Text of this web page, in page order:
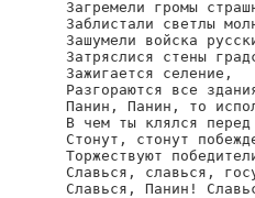
Загремели громы
Заблистали светлы
Зашумели войска
Затряслися стены
Зажигается селение,
Разгораются все
Панин, Панин, то
В чем ты клялся перед
Стонут, стонут
Торжествуют
Славься, славься,
Славься, Панин!